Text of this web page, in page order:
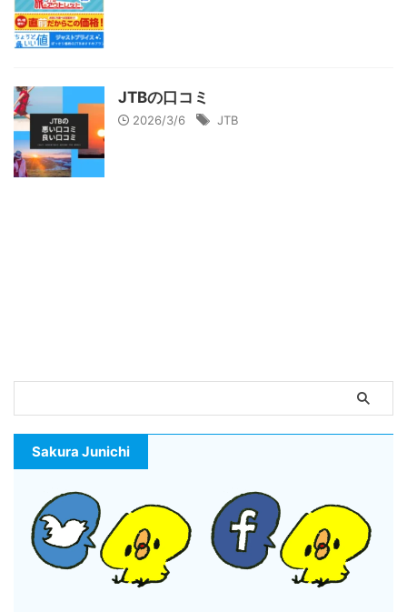
JTBの口コミ
2026/3/6 JTB
Sakura Junichi